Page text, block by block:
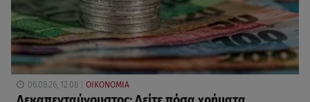
06.08.26, 12:08 ΟΙΚΟΝΟΜΙΑ